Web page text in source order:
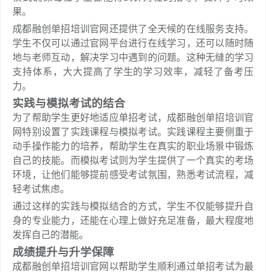
果。
成都融创单招培训官网还提供了全天候的在线服务支持。
学生不仅可以通过官网平台进行在线学习，还可以随时随
地与老师互动，解决学习中遇到的问题。这种无缝的学习
支持体系，大大提高了学生的学习效率，减轻了备考压
力。
实践与模拟考试的结合
为了帮助学生更好地适应单招考试，成都融创单招培训官
网特别设置了实践课程与模拟考试。实践课程主要侧重于
动手操作能力的培养，帮助学生在真实的职业场景中锻炼
自己的技能。而模拟考试则为学生提供了一个真实的考场
环境，让他们能够提前感受考试氛围，熟悉考试流程，减
轻考试焦虑。
通过这样的实践与模拟结合的方式，学生不仅能够提升自
身的专业能力，还能在心理上做好充足准备，最大程度地
发挥自己的潜能。
成绩提升与升学保障
成都融创单招培训官网以帮助学生顺利通过单招考试为最